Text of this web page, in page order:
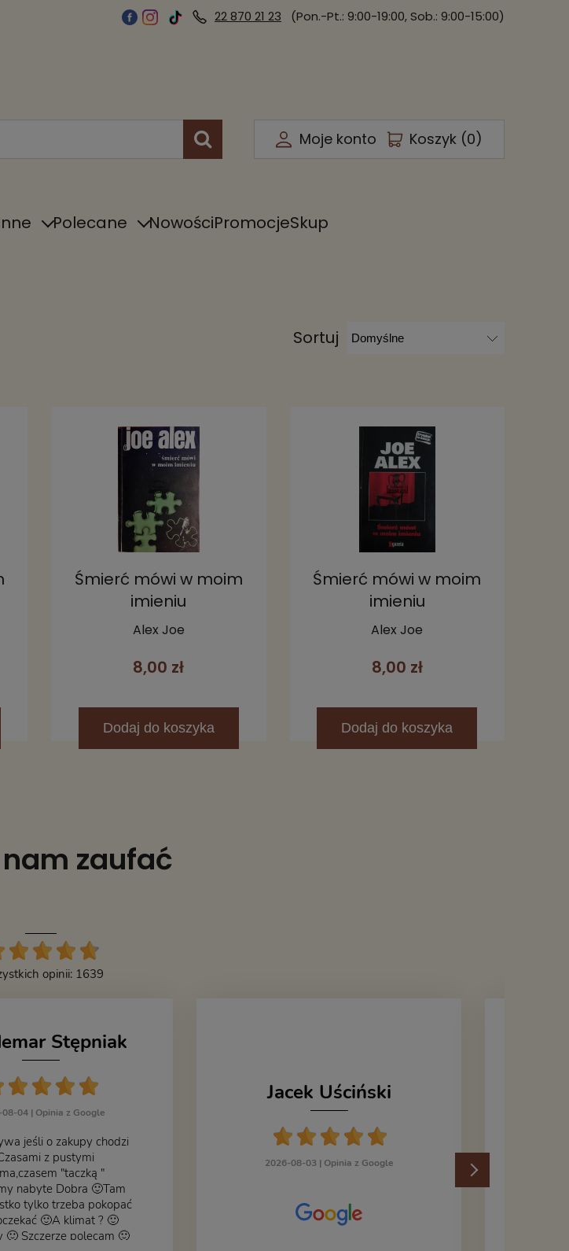
22 870 21 23 (Pon.-Pt.: 9:00-19:00, Sob.: 9:00-15:00)
Moje konto Koszyk (0)
Polecane NowościPromocjeSkup
Sortuj
Śmierć mówi w moim
imieniu
Alex Joe
8,00 zł
Dodaj do koszyka
Śmierć mówi w moim
imieniu
Alex Joe
8,00 zł
Dodaj do koszyka
zaufać
opinii: 1639
Stępniak
08-04 | Opinia z Google
jeśli o zakupy chodzi
z pustymi
"taczką "
nabyte Dobra 🙂Tam
tylko trzeba pokopać
🙂A klimat ? 🙂
🙂 Szczerze polecam 🙂
Jacek Uściński
2026-08-03 | Opinia z Google